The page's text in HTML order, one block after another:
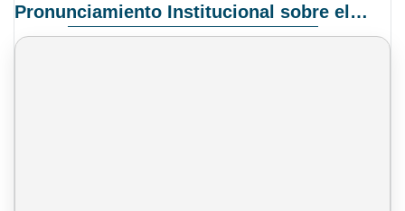
Pronunciamiento Institucional sobre el Proyecto de Ley N° 068/2025-2026 C.S.